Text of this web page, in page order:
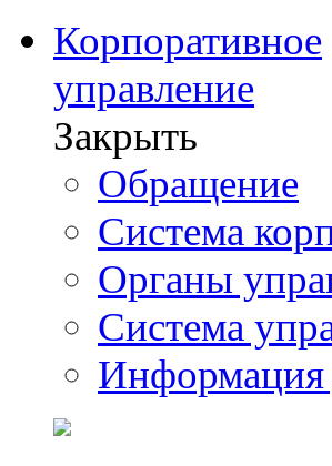
Корпоративное
управление
Закрыть
Обращение
Система
Органы
Система
Информация